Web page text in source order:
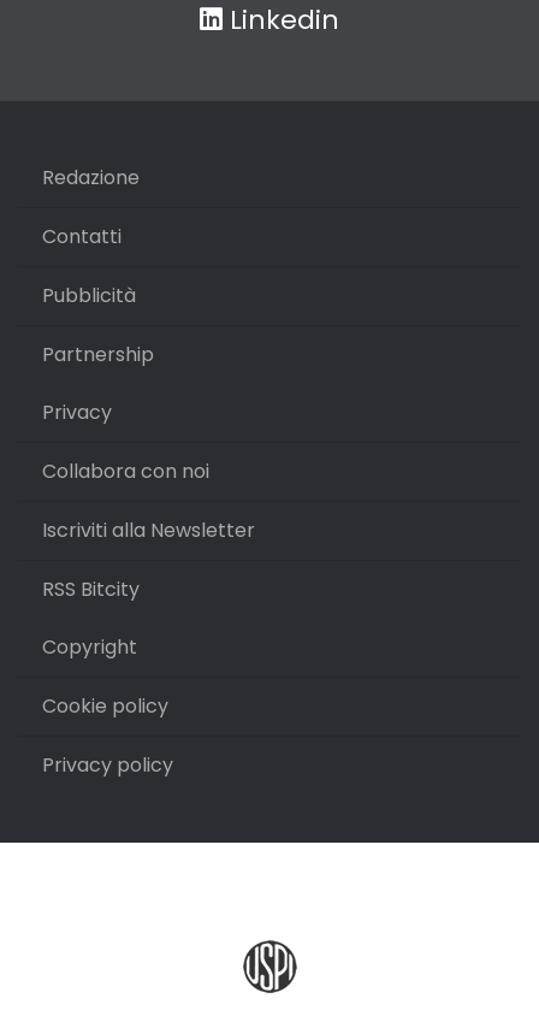
Linkedin
Redazione
Contatti
Pubblicità
Partnership
Privacy
Collabora con noi
Iscriviti alla Newsletter
RSS Bitcity
Copyright
Cookie policy
Privacy policy